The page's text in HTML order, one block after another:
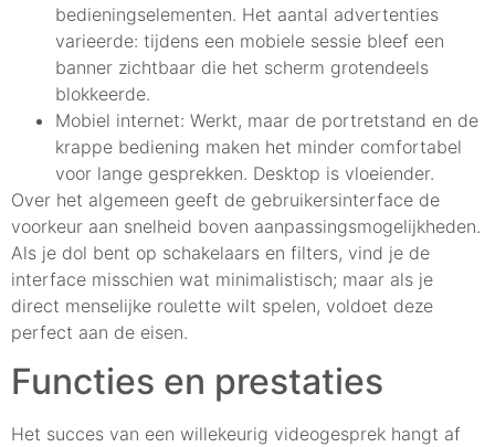
bedieningselementen. Het aantal advertenties
varieerde: tijdens een mobiele sessie bleef een
banner zichtbaar die het scherm grotendeels
blokkeerde.
Mobiel internet: Werkt, maar de portretstand en de
krappe bediening maken het minder comfortabel
voor lange gesprekken. Desktop is vloeiender.
Over het algemeen geeft de gebruikersinterface de
voorkeur aan snelheid boven aanpassingsmogelijkheden.
Als je dol bent op schakelaars en filters, vind je de
interface misschien wat minimalistisch; maar als je
direct menselijke roulette wilt spelen, voldoet deze
perfect aan de eisen.
Functies en prestaties
Het succes van een willekeurig videogesprek hangt af